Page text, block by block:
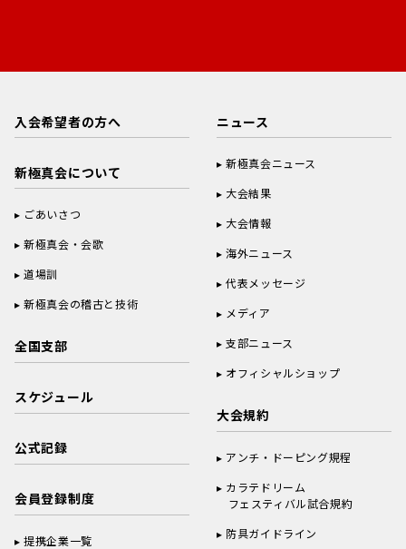
入会希望者の方へ
新極真会について
ごあいさつ
新極真会・会歌
道場訓
新極真会の稽古と技術
全国支部
スケジュール
公式記録
会員登録制度
提携企業一覧
ニュース
新極真会ニュース
大会結果
大会情報
海外ニュース
代表メッセージ
メディア
支部ニュース
オフィシャルショップ
大会規約
アンチ・ドーピング規程
カラテドリーム
フェスティバル試合規約
防具ガイドライン